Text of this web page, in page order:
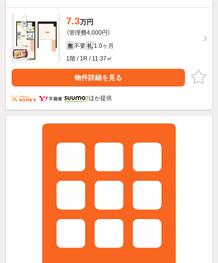
7.3万円
（管理費4,000円）
敷 不要 礼 1.0ヶ月
1階 / 1R / 11.37㎡
物件詳細を見る
ほか提供